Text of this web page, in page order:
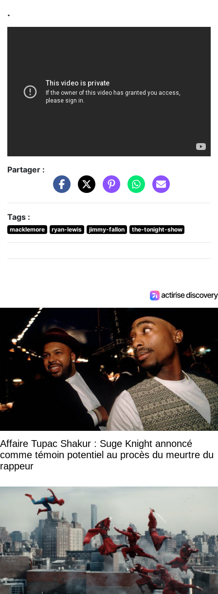
.
Partager :
Tags :
macklemore ryan-lewis jimmy-fallon the-tonight-show
Affaire Tupac Shakur : Suge Knight annoncé
comme témoin potentiel au procès du meurtre du
rappeur